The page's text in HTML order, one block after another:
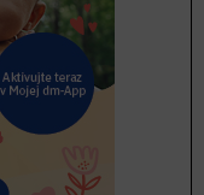
a potom do nej
bude privykať
načúvajte reči
naozaj pomaly,